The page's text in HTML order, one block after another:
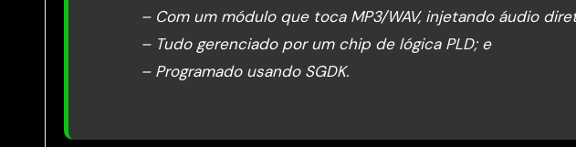
– Com um módulo que toca MP3/WAV, injetando áudio
– Tudo gerenciado por um chip de lógica PLD; e
– Programado usando SGDK.